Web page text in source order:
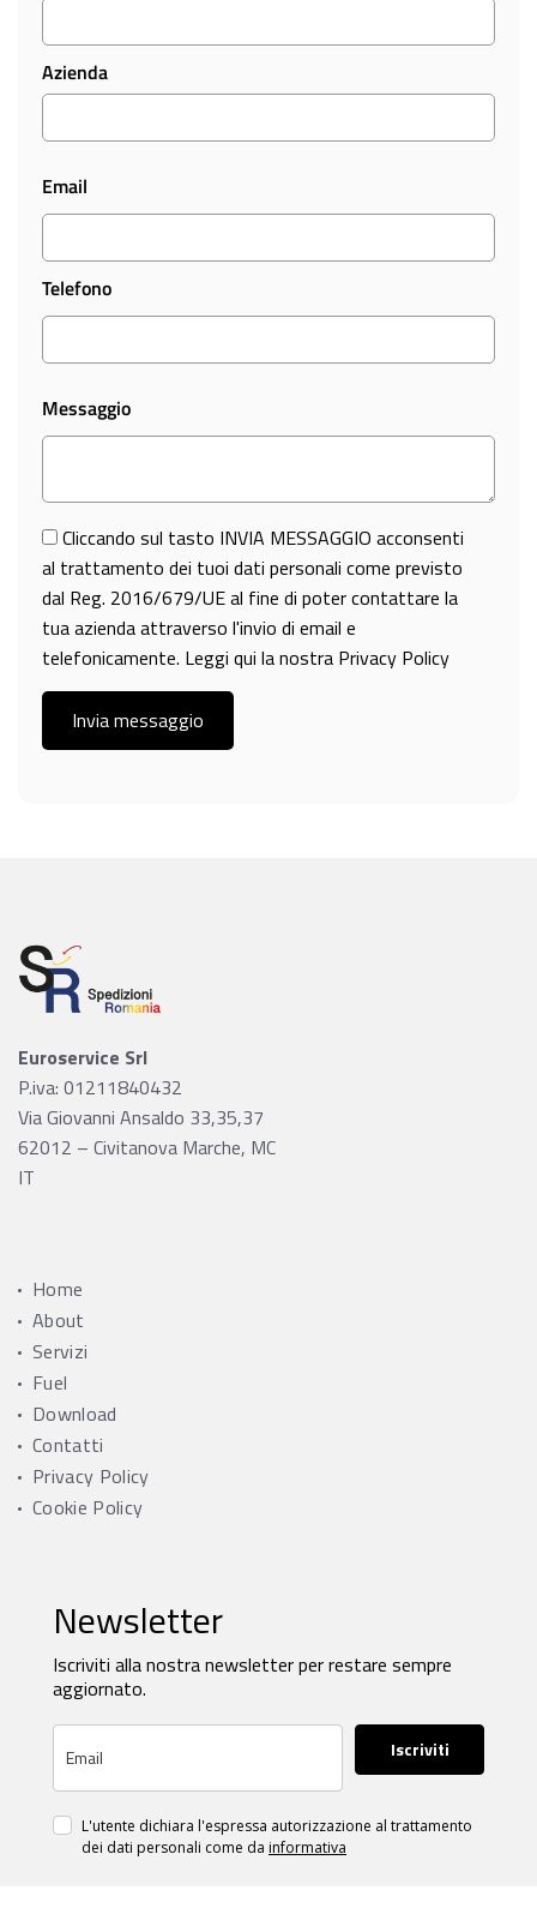
Azienda
Email
Telefono
Messaggio
Cliccando sul tasto INVIA MESSAGGIO acconsenti
al trattamento dei tuoi dati personali come previsto
dal Reg. 2016/679/UE al fine di poter contattare la
tua azienda attraverso l'invio di email e
telefonicamente. Leggi qui la nostra Privacy Policy
Euroservice Srl
P.iva: 01211840432
Via Giovanni Ansaldo 33,35,37
62012 – Civitanova Marche, MC
IT
Home
About
Servizi
Fuel
Download
Contatti
Privacy Policy
Cookie Policy
Newsletter
Iscriviti alla nostra newsletter per restare sempre
aggiornato.
Iscriviti
L'utente dichiara l'espressa autorizzazione al trattamento
dei dati personali come da informativa